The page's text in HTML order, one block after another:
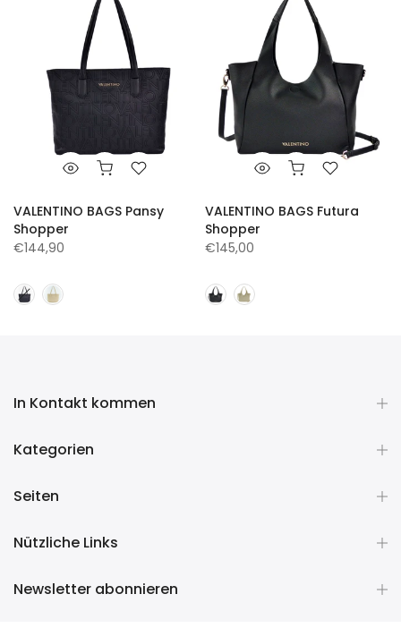
VALENTINO BAGS Pansy
Shopper
€144,90
VALENTINO BAGS Futura
Shopper
€145,00
In Kontakt kommen
Kategorien
Seiten
Nützliche Links
Newsletter abonnieren